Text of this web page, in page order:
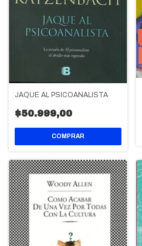
JAQUE AL PSICOANALISTA
$50.999,00